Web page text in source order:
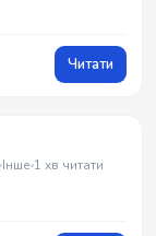
Читати
Інше 1 хв читати